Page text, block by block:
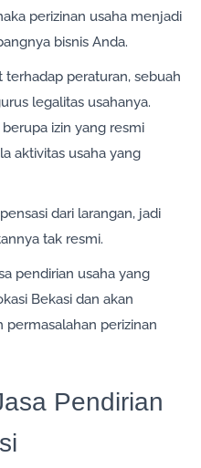
perizinan usaha menjadi
bisnis Anda.
peraturan, sebuah
legalitas usahanya.
izin yang resmi
aktivitas usaha yang
dari larangan, jadi
tak resmi.
pendirian usaha yang
Bekasi dan akan
perizinan
Pendirian